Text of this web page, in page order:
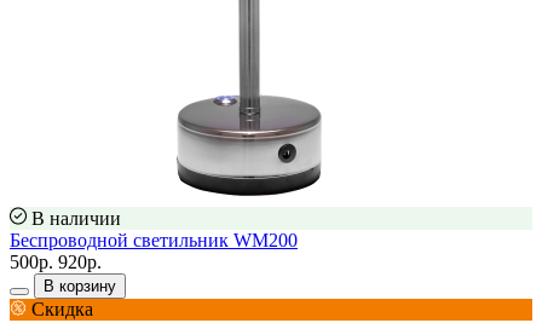
В наличии
Беспроводной светильник WM200
500р. 920р.
В корзину
Скидка